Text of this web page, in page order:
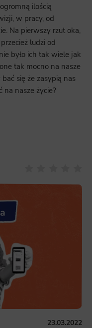
users use the site, how they came to the
cookies and similar technologies allow us
to the user based on browsing history and
with files installed while browsing other
and retargeting content deemed most
ilością
w pracy, od
Na pierwszy rzut oka,
ludzi od
było ich tak wiele jak
tak mocno na nasze
się że zasypią nas
na nasze życie?
23.03.2022